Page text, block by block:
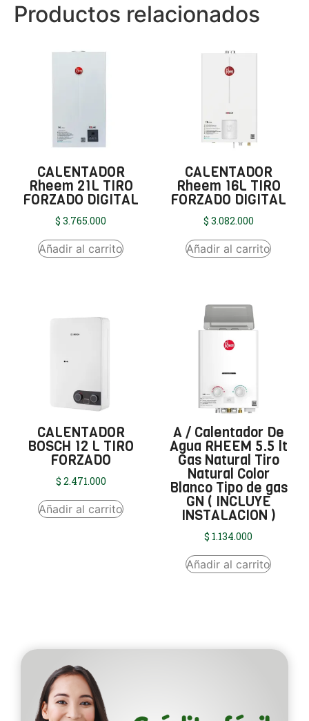
Productos relacionados
CALENTADOR
Rheem 21L TIRO
FORZADO DIGITAL
$ 3.765.000
Añadir al carrito
CALENTADOR
Rheem 16L TIRO
FORZADO DIGITAL
$ 3.082.000
Añadir al carrito
CALENTADOR
BOSCH 12 L TIRO
FORZADO
$ 2.471.000
Añadir al carrito
A / Calentador De
Agua RHEEM 5.5 lt
Gas Natural Tiro
Natural Color
Blanco Tipo de gas
GN ( INCLUYE
INSTALACION )
$ 1.134.000
Añadir al carrito